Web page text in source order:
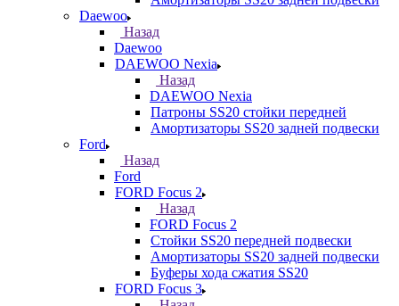
Daewoo
Назад
Daewoo
DAEWOO Nexia
Назад
DAEWOO Nexia
Патроны SS20 стойки передней
Амортизаторы SS20 задней подвески
Ford
Назад
Ford
FORD Focus 2
Назад
FORD Focus 2
Стойки SS20 передней подвески
Амортизаторы SS20 задней подвески
Буферы хода сжатия SS20
FORD Focus 3